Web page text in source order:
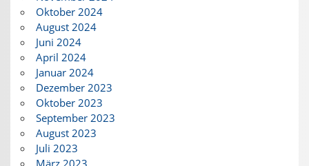
Oktober 2024
August 2024
Juni 2024
April 2024
Januar 2024
Dezember 2023
Oktober 2023
September 2023
August 2023
Juli 2023
März 2023